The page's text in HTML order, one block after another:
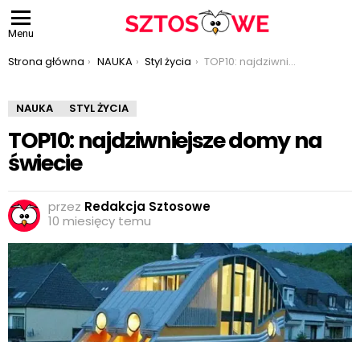
Menu
Jesteś tutaj:
Strona główna NAUKA Styl życia TOP10: najdziwniejsze domy na świecie
NAUKA STYL ŻYCIA
TOP10: najdziwniejsze domy na
świecie
przez Redakcja Sztosowe
10 miesięcy temu